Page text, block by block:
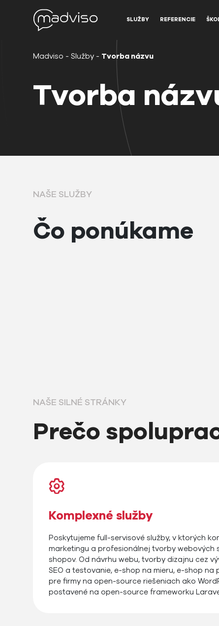
SLUŽBY REFERENCIE
Madviso -Služby - Tvorba názvu
Tvorba
NAŠE SLUŽBY
Čo ponúkame
NAŠE SILNÉ STRÁNKY
Prečo
Komplexné služby
Poskytujeme full-servisové služby, v ktorých
marketingu a profesionálnej tvorby webových
shopov. Od návrhu webu, tvorby dizajnu cez
SEO a testovanie, e-shop na mieru, e-shop na
pre firmy na open-source riešeniach ako
postavené na open-source frameworku